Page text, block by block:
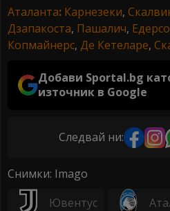
Аталанта: Карнезеки,
Дзапакоста, Пашалич,
Копмайнерс, Де Кетеларе,
Добави Sportal.bg
източник в Google
Следвай ни:
Снимки: Imago
Ювентус